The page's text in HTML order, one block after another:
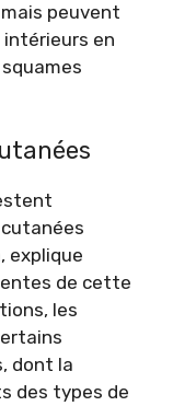
peuvent
intérieurs en
explique
de cette
les
dont la
des types de